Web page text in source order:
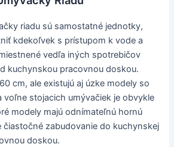
riadu sú samostatné jednotky,
kdekoľvek s prístupom k vode a
vedľa iných spotrebičov
kuchynskou pracovnou doskou.
cm, ale existujú aj úzke modely so
voľne stojacich umývačiek je obvykle
modely majú odnímateľnú hornú
čiastočné zabudovanie do kuchynskej
doskou.